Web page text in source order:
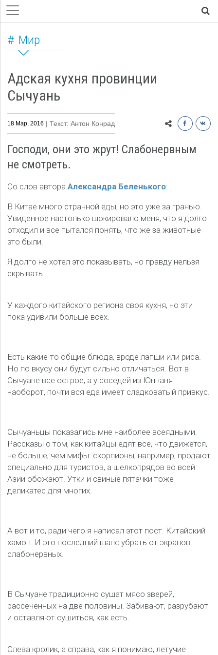
Мир
Адская кухня провинции
Сычуань
18 Мар, 2016 | Текст: Антон Конрад
Господи, они это жрут! Слабонервным
не смотреть.
Со слов автора Александра Беленького:
В Китае много странной еды, но это уже за гранью.
Увиденное настолько шокировало меня, что я долго
отходил и все пытался понять, что же за животные
это были.
Я долго не хотел это показывать, но правду нельзя
скрывать.
У каждого китайского региона своя кухня, но эти
пока удивили больше всех.
Есть какие-то общие блюда, вроде лапши или риса.
Но по вкусу они будут сильно отличаться. Вот в
Сычуане все острое, а у соседей из Юннаня
наоборот, почти вся еда имеет сладковатый привкус.
Сычуаньцы показались мне наиболее всеядными.
Рассказы о том, как китайцы едят все, что движется,
не больше, чем мифы: скорпионы, например, продают
специально для туристов, а шелкопрядов во всей
Азии обожают. Утки и свиные пятачки тоже
деликатес для многих.
А вот и то, ради чего я написал этот пост. Китайский
хамон. И это последний шанс убрать от экранов
слабонервных.
В Сычуане традиционно сушат мясо зверей,
рассеченных на две половины. Забивают, разрубают
и оставляют сушиться, как есть.
Слева кролик, а справа, как я понимаю, летучие